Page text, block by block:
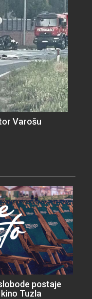
Varošu
postaje
Tuzla